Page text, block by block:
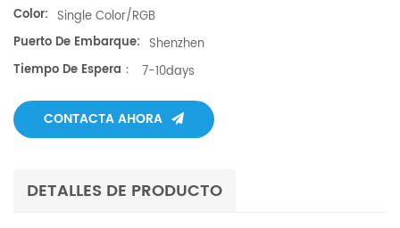
Color: Single Color/RGB
Puerto De Embarque: Shenzhen
Tiempo De Espera：
7-10days
CONTACTA AHORA
DETALLES DE PRODUCTO